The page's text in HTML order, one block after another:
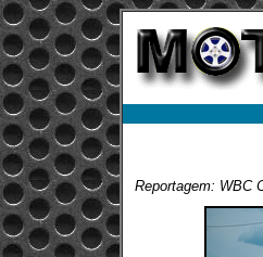
Reportagem: WBC